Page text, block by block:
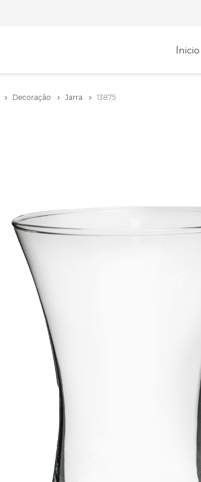
Ínicio
Decoração Jarra 13875